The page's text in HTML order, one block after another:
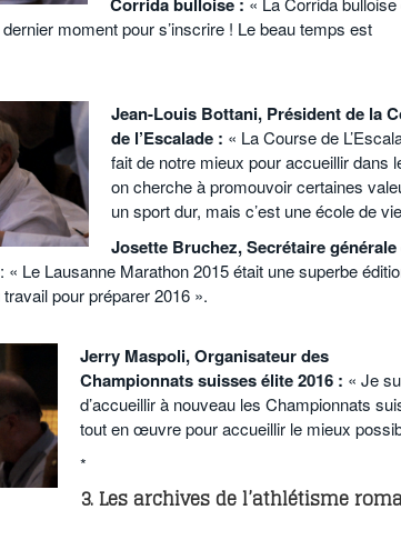
Corrida bulloise :
moment pour s’inscrire ! Le beau temps est
Jean-Louis Bottani, Président de la
de l’Escalade : « La Course de
fait de notre mieux pour accueillir dans
on cherche à promouvoir certaines
un sport dur, mais c’est une école de
Josette Bruchez, Secrétaire
: « Le Lausanne Marathon 2015 était une superbe
pour préparer 2016 ».
Jerry Maspoli, Organisateur des
Championnats suisses élite 2016 : « Je
d’accueillir à nouveau les Championnats
tout en œuvre pour accueillir le mieux
*
3. Les archives de l’athlétisme